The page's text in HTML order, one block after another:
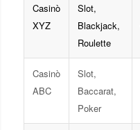
Casinò
XYZ
Slot,
Blackjack,
Roulette
Casinò
ABC
Slot,
Baccarat,
Poker